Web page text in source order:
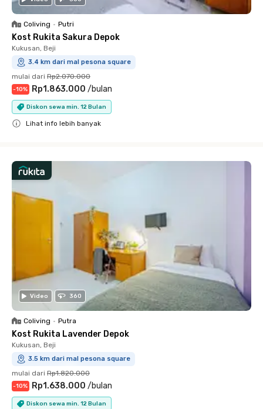
Coliving • Putri
Kost Rukita Sakura Depok
Kukusan, Beji
3.4 km dari mal pesona square
mulai dari Rp2.070.000
-10% Rp1.863.000 /bulan
Diskon sewa min. 12 Bulan
Lihat info lebih banyak
Video 360
Coliving • Putra
Kost Rukita Lavender Depok
Kukusan, Beji
3.5 km dari mal pesona square
mulai dari Rp1.820.000
-10% Rp1.638.000 /bulan
Diskon sewa min. 12 Bulan